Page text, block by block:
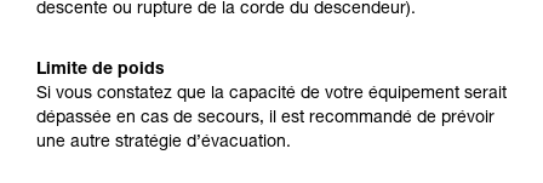
descente ou rupture de la corde du descendeur).
Limite de poids
Si vous constatez que la capacité de votre équipement serait
dépassée en cas de secours, il est recommandé de prévoir
une autre stratégie d’évacuation.